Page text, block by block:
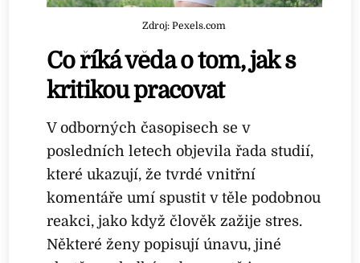
Zdroj: Pexels.com
Co říká věda o tom, jak s
kritikou pracovat
V odborných časopisech se v
posledních letech objevila řada studií,
které ukazují, že tvrdé vnitřní
komentáře umí spustit v těle podobnou
reakci, jako když člověk zažije stres.
Některé ženy popisují únavu, jiné